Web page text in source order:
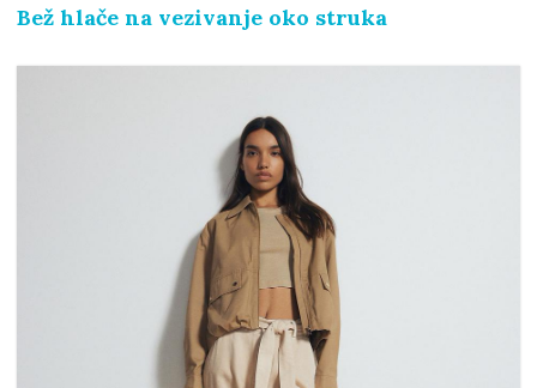
Bež hlače na vezivanje oko struka